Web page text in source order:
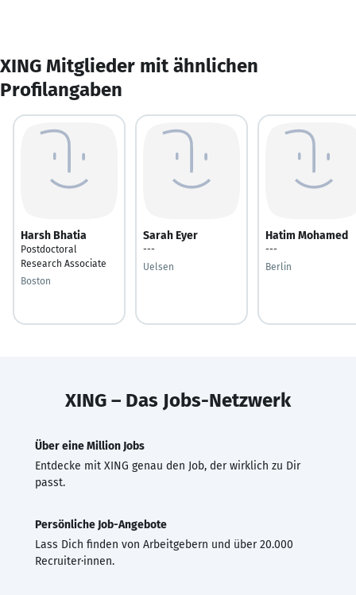
XING Mitglieder mit ähnlichen
Profilangaben
Harsh Bhatia
Postdoctoral
Research Associate
Boston
Sarah Eyer
---
Uelsen
Hatim Mohamed
---
Berlin
XING – Das Jobs-Netzwerk
Über eine Million Jobs
Entdecke mit XING genau den Job, der wirklich zu Dir
passt.
Persönliche Job-Angebote
Lass Dich finden von Arbeitgebern und über 20.000
Recruiter·innen.